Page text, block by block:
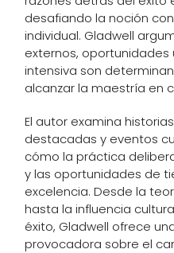
desafiando la noción
individual. Gladwell
externos,
intensiva son
alcanzar la maestría en
El autor examina
destacadas y eventos
cómo la práctica
y las oportunidades de
excelencia. Desde la
hasta la influencia
éxito, Gladwell ofrece
provocadora sobre el